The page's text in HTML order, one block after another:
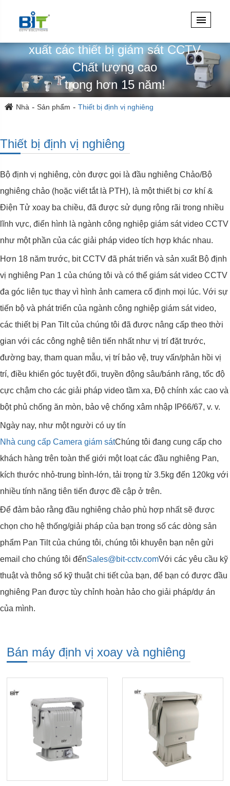
Chuyên thiết kế, kỹ thuật & sản
xuất các thiết bị giám sát CCTV
Chất lượng cao
trong hơn 15 năm!
Nhà Sản phẩm Thiết bị định vị nghiêng
Thiết bị định vị nghiêng
Bộ định vị nghiêng, còn được gọi là đầu nghiêng Chảo/Bộ
nghiêng chảo (hoặc viết tắt là PTH), là một thiết bị cơ khí &
Điện Tử xoay ba chiều, đã được sử dụng rộng rãi trong nhiều
lĩnh vực, điển hình là ngành công nghiệp giám sát video CCTV
như một phần của các giải pháp video tích hợp khác nhau.
Hơn 18 năm trước, bit CCTV đã phát triển và sản xuất Bộ định
vị nghiêng Pan 1 của chúng tôi và có thể giám sát video CCTV
đa góc liên tục thay vì hình ảnh camera cố định mọi lúc. Với sự
tiến bộ và phát triển của ngành công nghiệp giám sát video,
các thiết bị Pan Tilt của chúng tôi đã được nâng cấp theo thời
gian với các công nghệ tiên tiến nhất như vị trí đặt trước,
đường bay, tham quan mẫu, vị trí bảo vệ, truy vấn/phản hồi vị
trí, điều khiển góc tuyệt đối, truyền động sâu/bánh răng, tốc độ
cực chậm cho các giải pháp video tầm xa, Độ chính xác cao và
bột phủ chống ăn mòn, bảo vệ chống xâm nhập IP66/67, v. v.
Ngày nay, như một người có uy tín
Nhà cung cấp Camera giám sátChúng tôi đang cung cấp cho
khách hàng trên toàn thế giới một loạt các đầu nghiêng Pan,
kích thước nhỏ-trung bình-lớn, tải trọng từ 3.5kg đến 120kg với
nhiều tính năng tiên tiến được đề cập ở trên.
Để đảm bảo rằng đầu nghiêng chảo phù hợp nhất sẽ được
chọn cho hệ thống/giải pháp của bạn trong số các dòng sản
phẩm Pan Tilt của chúng tôi, chúng tôi khuyên bạn nên gửi
email cho chúng tôi đếnSales@bit-cctv.comVới các yêu cầu kỹ
thuật và thông số kỹ thuật chi tiết của bạn, để bạn có được đầu
nghiêng Pan được tùy chỉnh hoàn hảo cho giải pháp/dự án
của mình.
Bán máy định vị xoay và nghiêng